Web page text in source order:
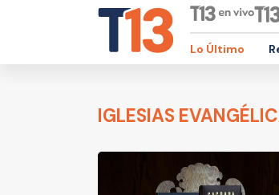
Lo Último
IGLESIAS